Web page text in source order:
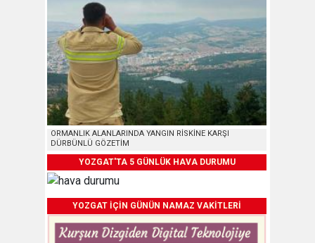
ORMANLIK ALANLARINDA YANGIN RİSKİNE KARŞI
DÜRBÜNLÜ GÖZETİM
YOZGAT'TA 5 GÜNLÜK HAVA DURUMU
YOZGAT İÇİN GÜNÜN NAMAZ VAKİTLERİ